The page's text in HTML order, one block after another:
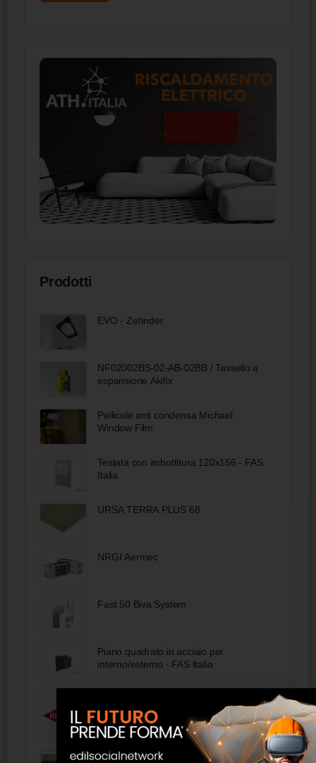
Prodotti
EVO - Zehnder
NF02002BS-02-AB-02BB / Tassello a
espansione Akifix
Pellicole anti condensa Michael
Window Film
Testata con imbottitura 120x156 - FAS
Italia
URSA TERRA PLUS 68
NRGI Aermec
Fast 50 Biva System
Piano quadrato in acciaio per
interno/esterno - FAS Italia
Letto a castello orizzontale a